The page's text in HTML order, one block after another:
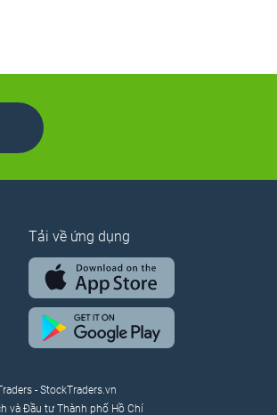
Tải về ứng dụng
- StockTraders.vn
và Đầu tư Thành phố Hồ Chí